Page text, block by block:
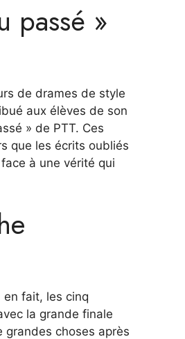
passé »
de drames de style
aux élèves de son
» de PTT. Ces
que les écrits oubliés
à une vérité qui
fait, les cinq
la grande finale
choses après